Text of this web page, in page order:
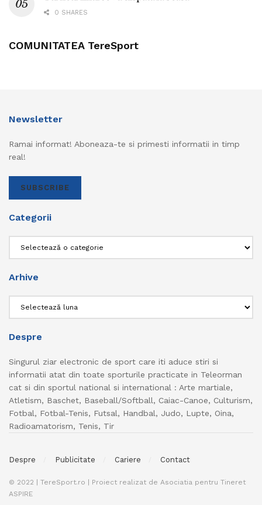
0 SHARES
COMUNITATEA TereSport
Newsletter
Ramai informat! Aboneaza-te si primesti informatii in timp
real!
SUBSCRIBE
Categorii
Arhive
Despre
Singurul ziar electronic de sport care iti aduce stiri si
informatii atat din toate sporturile practicate in Teleorman
cat si din sportul national si international : Arte martiale,
Atletism, Baschet, Baseball/Softball, Caiac-Canoe, Culturism,
Fotbal, Fotbal-Tenis, Futsal, Handbal, Judo, Lupte, Oina,
Radioamatorism, Tenis, Tir
Despre Publicitate Cariere Contact
© 2022 | TereSport.ro | Proiect realizat de Asociatia pentru Tineret
ASPIRE